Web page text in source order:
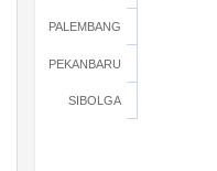
PALEMBANG
PEKANBARU
SIBOLGA